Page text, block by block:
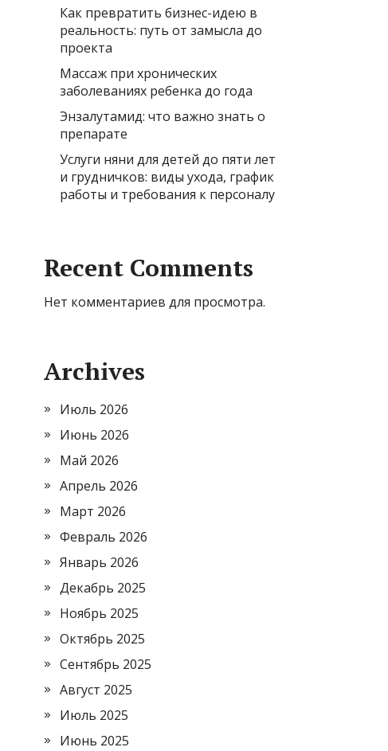
Как превратить бизнес-идею в
реальность: путь от замысла до
проекта
Массаж при хронических
заболеваниях ребенка до года
Энзалутамид: что важно знать о
препарате
Услуги няни для детей до пяти лет
и грудничков: виды ухода, график
работы и требования к персоналу
Recent Comments
Нет комментариев для просмотра.
Archives
Июль 2026
Июнь 2026
Май 2026
Апрель 2026
Март 2026
Февраль 2026
Январь 2026
Декабрь 2025
Ноябрь 2025
Октябрь 2025
Сентябрь 2025
Август 2025
Июль 2025
Июнь 2025